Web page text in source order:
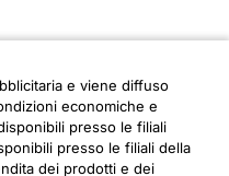
e viene diffuso
economiche e
presso le filiali
presso le filiali della
dei prodotti e dei